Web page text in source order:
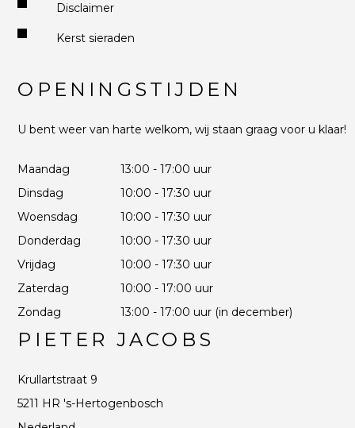
Disclaimer
Kerst sieraden
OPENINGSTIJDEN
U bent weer van harte welkom, wij staan graag voor u klaar!
Maandag
13:00 - 17:00 uur
Dinsdag
10:00 - 17:30 uur
Woensdag
10:00 - 17:30 uur
Donderdag
10:00 - 17:30 uur
Vrijdag
10:00 - 17:30 uur
Zaterdag
10:00 - 17:00 uur
Zondag
13:00 - 17:00 uur (in december)
PIETER JACOBS
Krullartstraat 9
5211 HR 's-Hertogenbosch